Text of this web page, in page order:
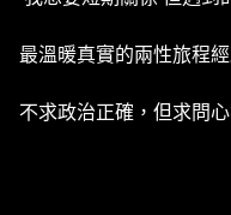
最溫暖真實的兩性旅程
不求政治正確，但求問